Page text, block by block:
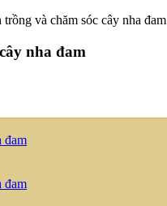
trồng và chăm sóc cây nha đam
nha đam
đam
đam